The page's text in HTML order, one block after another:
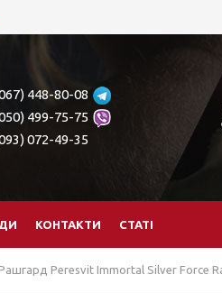
448-80-08
499-75-75
072-49-35
КОНТАКТИ СТАТІ
Рашгард Peresvit Immortal Silver Force